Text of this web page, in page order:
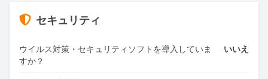
セキュリティ
ウイルス対策・セキュリティソフトを導入していま
すか？
いいえ